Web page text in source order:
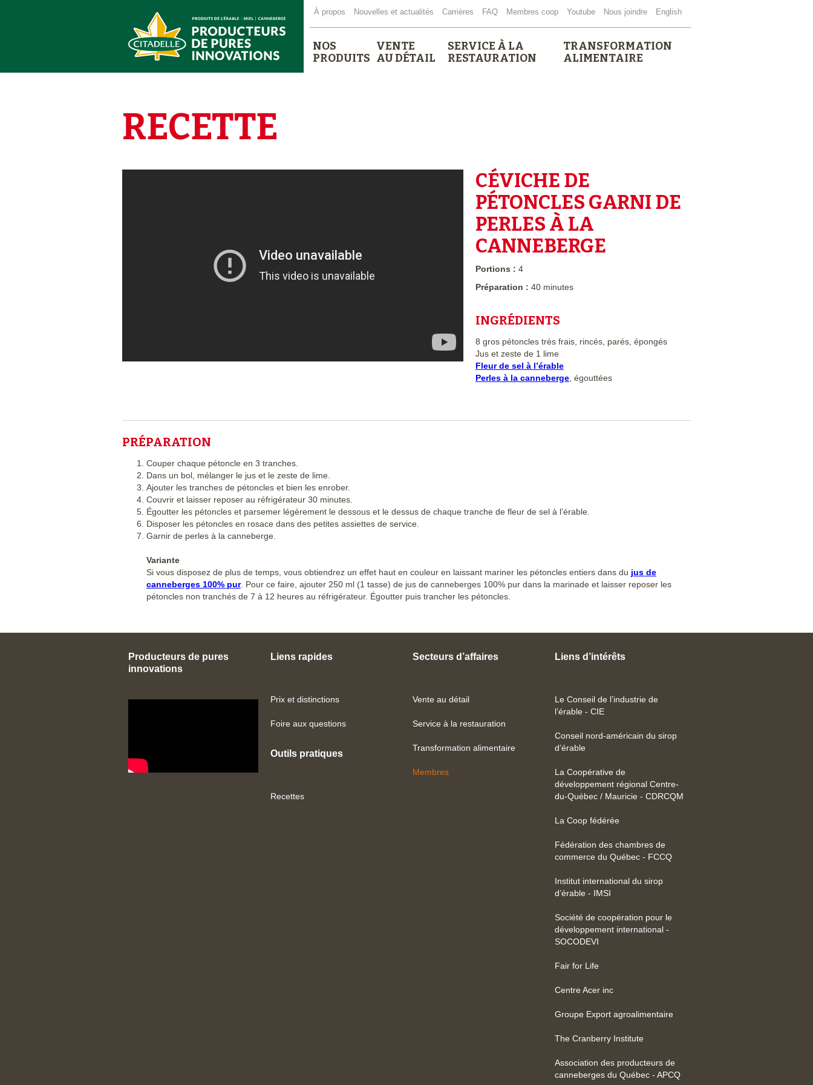
À propos Nouvelles et actualités Carrières FAQ Membres coop Youtube Nous joindre English
NOS
PRODUITS
VENTE
AU DÉTAIL
SERVICE À LA
RESTAURATION
TRANSFORMATION
ALIMENTAIRE
RECETTE
CÉVICHE DE
PÉTONCLES GARNI DE
PERLES À LA
CANNEBERGE
Portions : 4
Préparation : 40 minutes
INGRÉDIENTS
8 gros pétoncles très frais, rincés, parés, épongés
Jus et zeste de 1 lime
Fleur de sel à l’érable
Perles à la canneberge , égouttées
PRÉPARATION
Couper chaque pétoncle en 3 tranches.
Dans un bol, mélanger le jus et le zeste de lime.
Ajouter les tranches de pétoncles et bien les enrober.
Couvrir et laisser reposer au réfrigérateur 30 minutes.
Égoutter les pétoncles et parsemer légèrement le dessous et le dessus de chaque tranche de fleur de sel à l’érable.
Disposer les pétoncles en rosace dans des petites assiettes de service.
Garnir de perles à la canneberge.
Variante
Si vous disposez de plus de temps, vous obtiendrez un effet haut en couleur en laissant mariner les pétoncles entiers dans du jus de
canneberges 100% pur. Pour ce faire, ajouter 250 ml (1 tasse) de jus de canneberges 100% pur dans la marinade et laisser reposer les
pétoncles non tranchés de 7 à 12 heures au réfrigérateur. Égoutter puis trancher les pétoncles.
Producteurs de pures
innovations
Liens rapides
Prix et distinctions
Foire aux questions
Outils pratiques
Recettes
Secteurs d’affaires
Vente au détail
Service à la restauration
Transformation alimentaire
Membres
Liens d’intérêts
Le Conseil de l’industrie de
l’érable - CIE
Conseil nord-américain du sirop
d’érable
La Coopérative de
développement régional Centre-
du-Québec / Mauricie - CDRCQM
La Coop fédérée
Fédération des chambres de
commerce du Québec - FCCQ
Institut international du sirop
d’érable - IMSI
Société de coopération pour le
développement international -
SOCODEVI
Fair for Life
Centre Acer inc
Groupe Export agroalimentaire
The Cranberry Institute
Association des producteurs de
canneberges du Québec - APCQ